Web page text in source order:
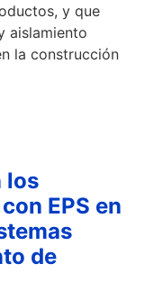
y que
aislamiento
la construcción
los
EPS en
de